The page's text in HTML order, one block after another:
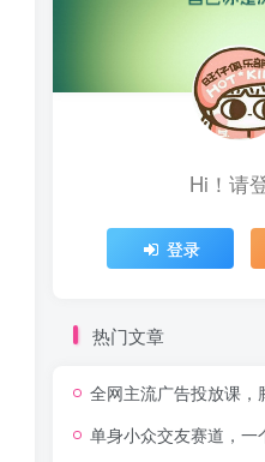
Hi！请
登录
热门文章
全网主流广告投放课，腾讯ADQ / 抖音 / 快手 / B 站实操教学，
单身小众交友赛道，一个人每天轻松到手